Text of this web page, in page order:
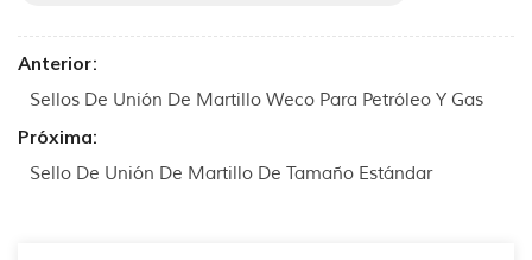
Anterior:
Sellos De Unión De Martillo Weco Para Petróleo Y Gas
Próxima:
Sello De Unión De Martillo De Tamaño Estándar